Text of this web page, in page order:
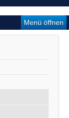
Menü öffnen